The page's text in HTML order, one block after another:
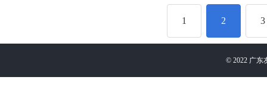
1 2 3
© 2022 广东